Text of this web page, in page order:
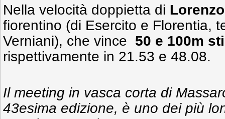
Nella velocità doppietta di
fiorentino (di Esercito e Florentia,
Verniani), che vince 50 e 100m
rispettivamente in 21.53 e 48.08.
Il meeting in vasca corta di
43esima edizione, è uno dei più